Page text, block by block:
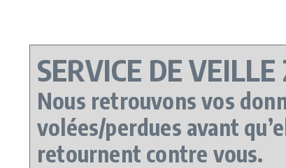
SERVICE DE
Nous retrouvons vos
volées/perdues avant
retournent contre vous.